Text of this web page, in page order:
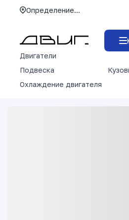
Определение...
Двигатели
Подвеска
Охлаждение двигателя